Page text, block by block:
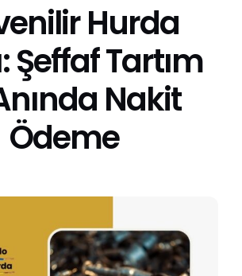
Hurda Fiyatları
Hizmet Bölgeleri
Hakkımızda
Hurda
Şeffaf Tartım
Nakit
Ödeme